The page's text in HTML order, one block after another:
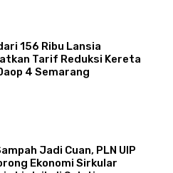
156 Ribu Lansia
Tarif Reduksi Kereta
4 Semarang
Jadi Cuan, PLN UIP
Ekonomi Sirkular